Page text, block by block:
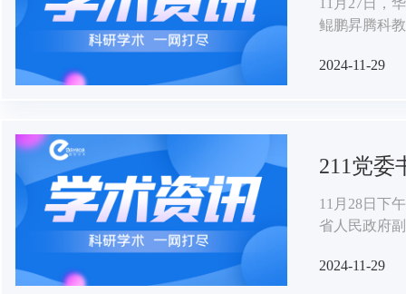
11月27日，
鲲鹏昇腾科
际影响力的
2024-11-29
211党委
11月28日下
省人民政府
2024-11-29